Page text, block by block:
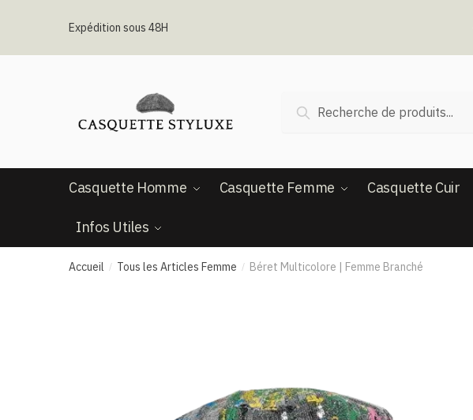
Expédition sous 48H
pour :
Recherche
Casquette Homme Casquette Femme Casquette Cuir
Infos Utiles
Accueil / Tous les Articles Femme / Béret Multicolore | Femme Branché